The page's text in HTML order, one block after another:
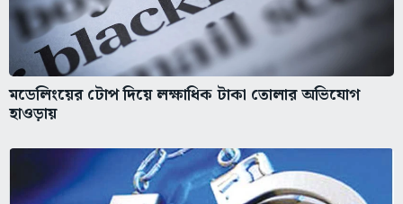
মডেলিংয়ের টোপ দিয়ে লক্ষাধিক টাকা তোলার অভিযোগ
হাওড়ায়